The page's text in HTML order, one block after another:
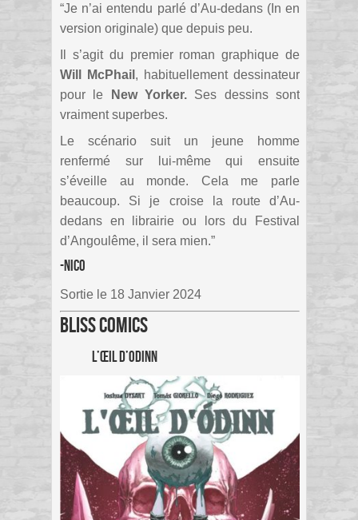
“Je n’ai entendu parlé d’Au-dedans (In en
version originale) que depuis peu.
Il s’agit du premier roman graphique de
Will McPhail , habituellement dessinateur
pour le
New Yorker. Ses dessins sont
vraiment superbes.
Le scénario suit un jeune homme
renfermé sur lui-même qui ensuite
s’éveille au monde. Cela me parle
beaucoup. Si je croise la route d’Au-
dedans en librairie ou lors du Festival
d’Angoulême, il sera mien.”
-Nico
Sortie le 18 Janvier 2024
Bliss Comics
L’Œil d’Odinn